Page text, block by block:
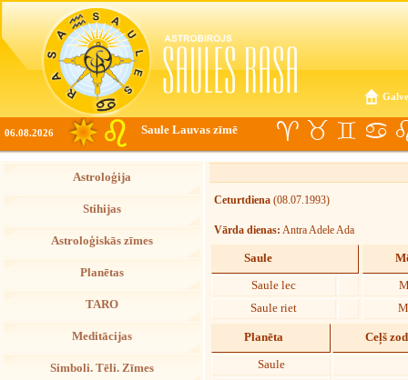
06.08.2026 Saule Lauvas zīmē
Astroloģija
Stihijas
Astroloģiskās zīmes
Planētas
TARO
Meditācijas
Simboli. Tēli. Zīmes
Ceturtdiena (08.07.1993)
Vārda dienas: Antra Adele Ada
Saule
Saule lec
Saule riet
Planēta Ceļš
Saule